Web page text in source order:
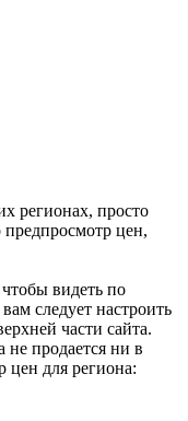
регионах, просто
цен,
видеть по
следует настроить
части сайта.
не продается ни в
цен для региона: